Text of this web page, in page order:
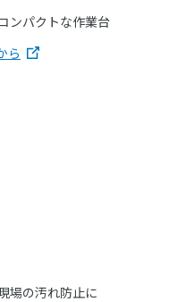
ンパクトな作業台
ら
場の汚れ防止に